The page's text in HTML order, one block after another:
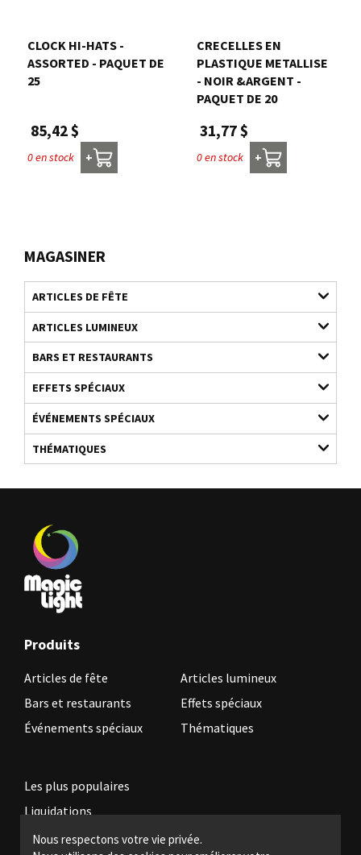
Nous respectons votre vie privée.
MAGASINER
ARTICLES DE FÊTE
ARTICLES LUMINEUX
BARS ET RESTAURANTS
EFFETS SPÉCIAUX
ÉVÉNEMENTS SPÉCIAUX
THÉMATIQUES
CLOCK HI-HATS -
ASSORTED - PAQUET DE
25
85,42 $
0 en stock +
CRECELLES EN
PLASTIQUE METALLISE
- NOIR &ARGENT -
PAQUET DE 20
31,77 $
0 en stock +
Produits
Articles de fête
Articles lumineux
Bars et restaurants
Effets spéciaux
Événements spéciaux
Thématiques
Les plus populaires
Liquidations